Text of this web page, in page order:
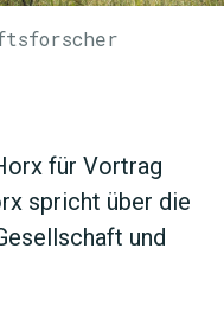
für Vortrag
spricht über die
und